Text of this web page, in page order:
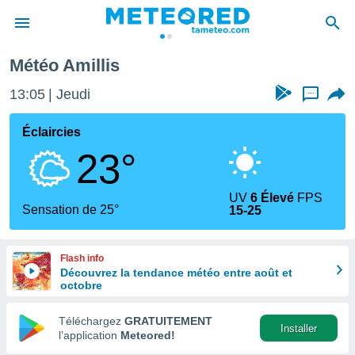
de
en
Météo Amillis
13:05 Jeudi ...
Éclaircies
23°
Sensation de 25°
UV6 Élevé FPS
15-25
Flash info
Découvrez la tendance météo entre août et
octobre
Téléchargez GRATUITEMENT
l’application Meteored!
Installer